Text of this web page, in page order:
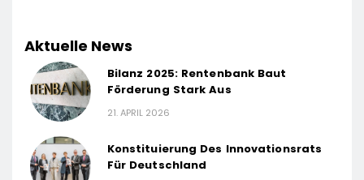
Aktuelle News
Bilanz 2025: Rentenbank Baut
Förderung Stark Aus
21. APRIL 2026
Konstituierung Des Innovationsrats
Für Deutschland